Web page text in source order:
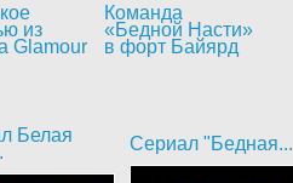
из
Glamour
Команда
«Бедной Насти»
в форт Байярд
Белая
Сериал "Бедная...